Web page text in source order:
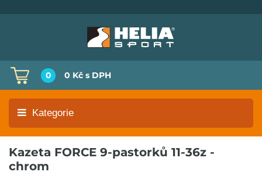
0 0 Kč s DPH
Kategorie
Kazeta FORCE 9-pastorků 11-36z -
chrom